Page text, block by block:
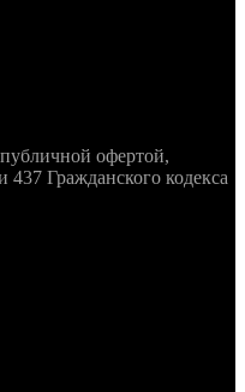
офертой,
Гражданского кодекса